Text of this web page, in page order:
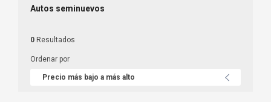
Autos seminuevos
0 Resultados
Ordenar por
Precio más bajo a más alto